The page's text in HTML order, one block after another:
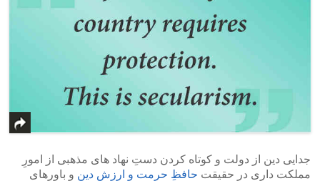
جدایی دین از دولت و کوتاه کردن دستِ نهاد های مذهبی از امورِ
مملکت داری در حقیقت حافظِ حرمت و ارزش دین و باورهای